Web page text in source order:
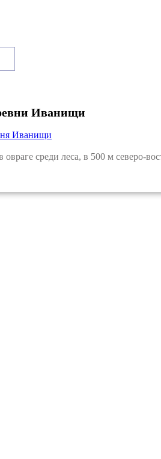
Иванищи
Иванищи
среди леса, в 500 м северо-